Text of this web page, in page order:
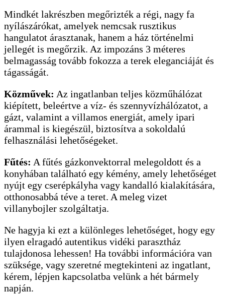
Mindkét lakrészben megőrizték a régi, nagy fa
nyílászárókat, amelyek nemcsak rusztikus
hangulatot árasztanak, hanem a ház történelmi
jellegét is megőrzik. Az impozáns 3 méteres
belmagasság tovább fokozza a terek eleganciáját és
tágasságát.
Közművek: Az ingatlanban teljes közműhálózat
kiépített, beleértve a víz- és szennyvízhálózatot, a
gázt, valamint a villamos energiát, amely ipari
árammal is kiegészül, biztosítva a sokoldalú
felhasználási lehetőségeket.
Fűtés: A fűtés gázkonvektorral melegoldott és a
konyhában található egy kémény, amely lehetőséget
nyújt egy cserépkályha vagy kandalló kialakítására,
otthonosabbá téve a teret. A meleg vizet
villanybojler szolgáltatja.
Ne hagyja ki ezt a különleges lehetőséget, hogy egy
ilyen elragadó autentikus vidéki parasztház
tulajdonosa lehessen! Ha további információra van
szüksége, vagy szeretné megtekinteni az ingatlant,
kérem, lépjen kapcsolatba velünk a hét bármely
napján.